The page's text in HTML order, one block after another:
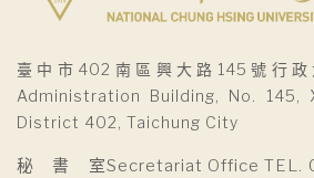
臺中市402南區興大路145號行
Administration Building, No. 145,
District 402, Taichung City
秘 書 室Secretariat Office TEL.